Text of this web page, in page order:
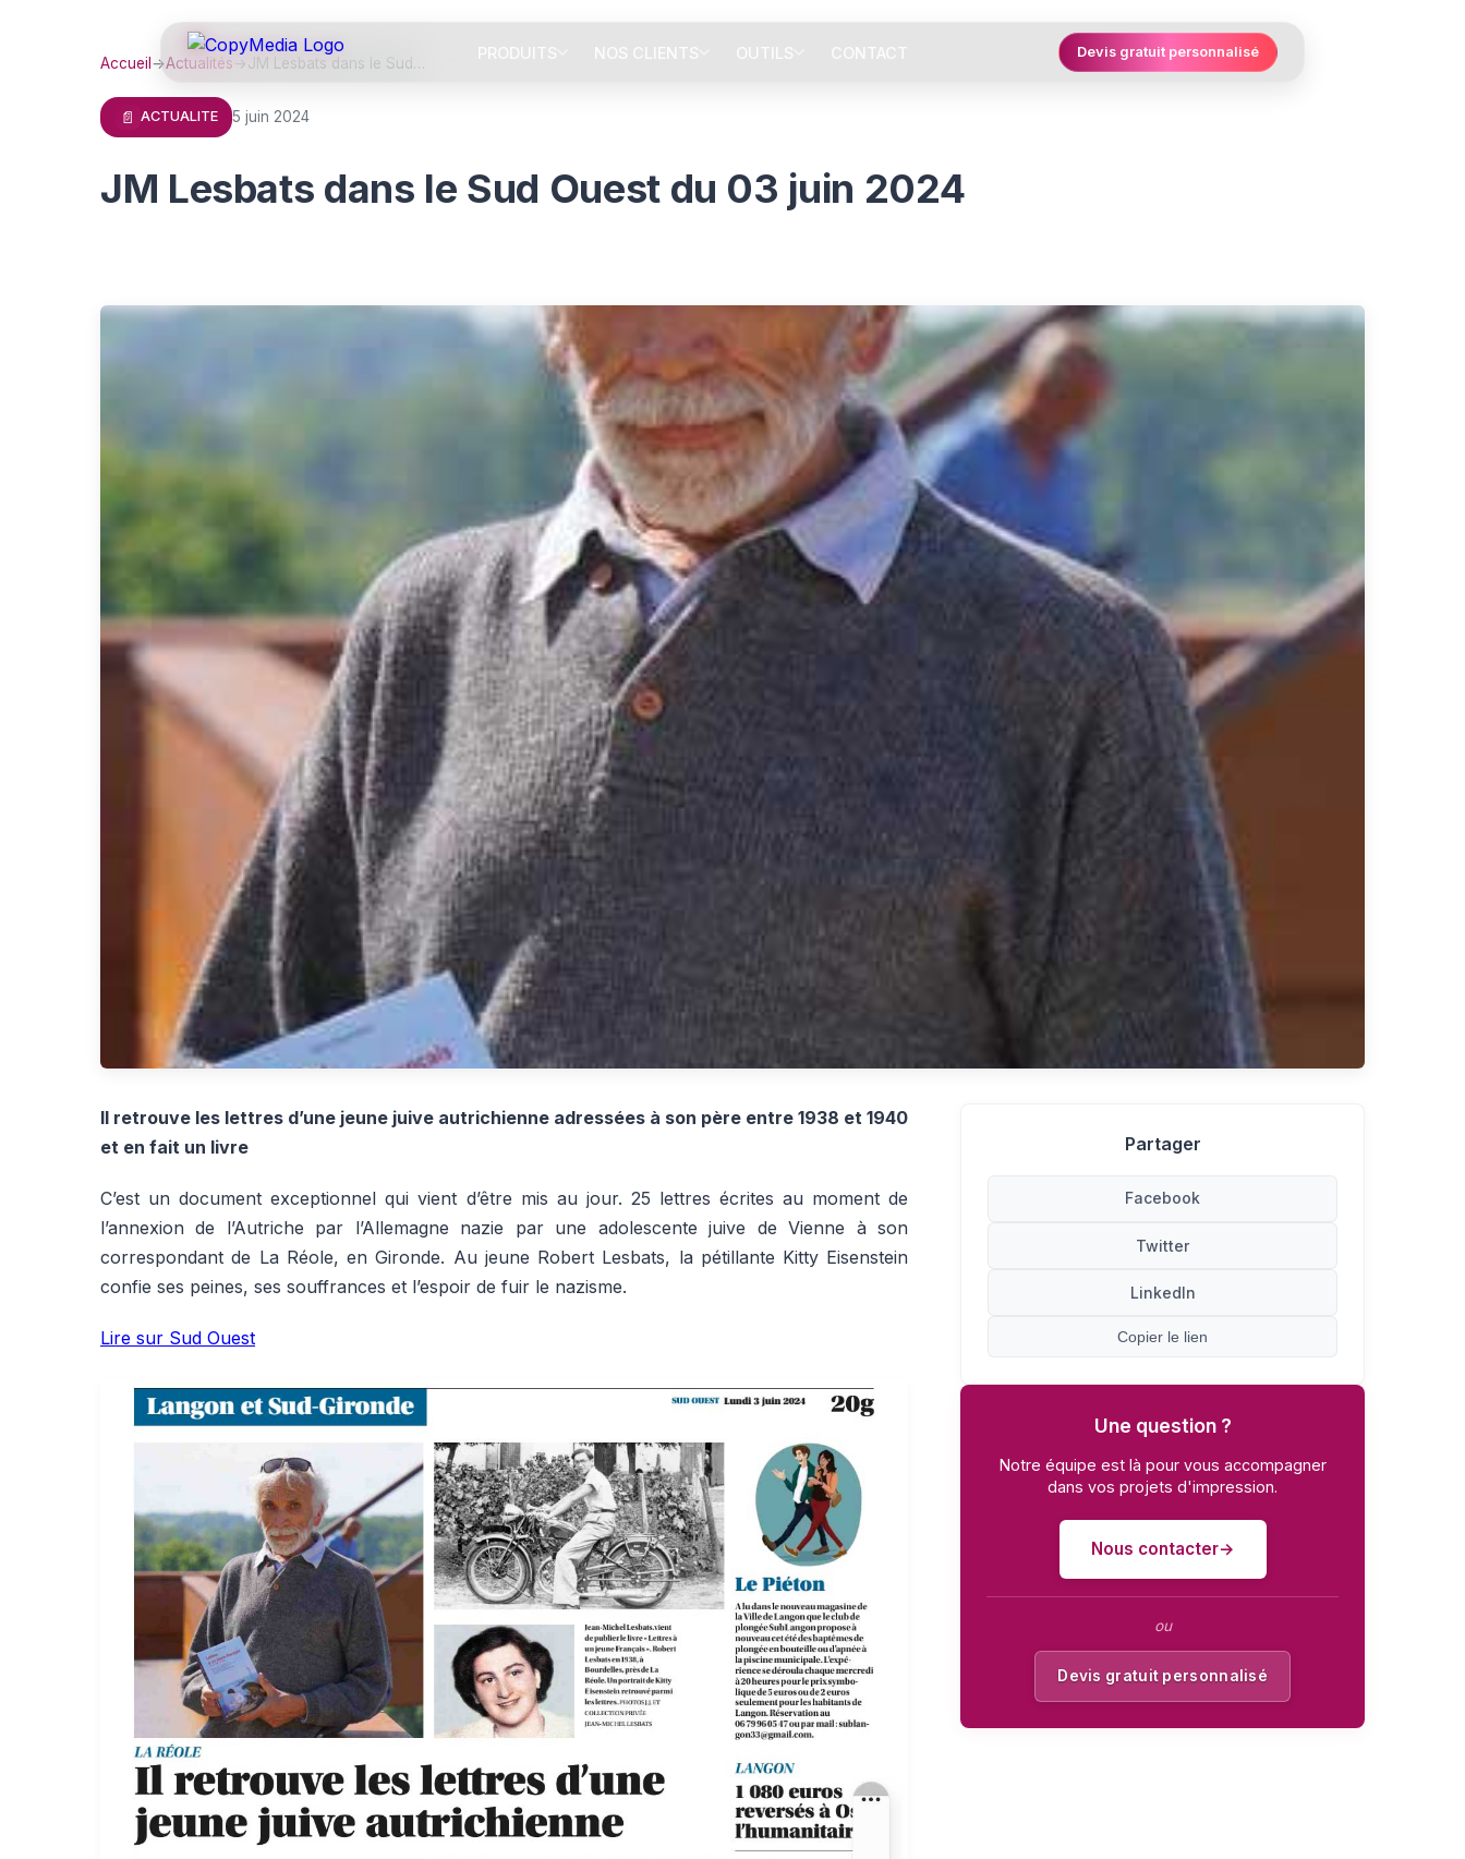
PRODUITS NOS CLIENTS OUTILS CONTACT Devis gratuit personnalisé
Accueil →Actualités→JM Lesbats dans le Sud…
📄 ACTUALITE 5 juin 2024
JM Lesbats dans le Sud Ouest du 03 juin 2024
Il retrouve les lettres d’une jeune juive autrichienne adressées à son père entre 1938 et 1940
et en fait un livre
C’est un document exceptionnel qui vient d’être mis au jour. 25 lettres écrites au moment de
l’annexion de l’Autriche par l’Allemagne nazie par une adolescente juive de Vienne à son
correspondant de La Réole, en Gironde. Au jeune Robert Lesbats, la pétillante Kitty Eisenstein
confie ses peines, ses souffrances et l’espoir de fuir le nazisme.
Lire sur Sud Ouest
Partager
Facebook
Twitter
LinkedIn
Copier le lien
Une question ?
Notre équipe est là pour vous accompagner
dans vos projets d'impression.
Nous contacter
ou
Devis gratuit personnalisé